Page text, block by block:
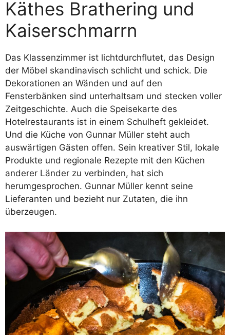
Käthes Brathering und
Kaiserschmarrn
Das Klassenzimmer ist lichtdurchflutet, das Design
der Möbel skandinavisch schlicht und schick. Die
Dekorationen an Wänden und auf den
Fensterbänken sind unterhaltsam und stecken voller
Zeitgeschichte. Auch die Speisekarte des
Hotelrestaurants ist in einem Schulheft gekleidet.
Und die Küche von Gunnar Müller steht auch
auswärtigen Gästen offen. Sein kreativer Stil, lokale
Produkte und regionale Rezepte mit den Küchen
anderer Länder zu verbinden, hat sich
herumgesprochen. Gunnar Müller kennt seine
Lieferanten und bezieht nur Zutaten, die ihn
überzeugen.